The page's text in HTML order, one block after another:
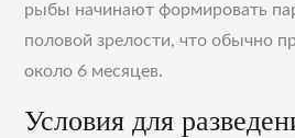
рыбы начинают формировать
половой зрелости, что обычно
около 6 месяцев.
Условия для